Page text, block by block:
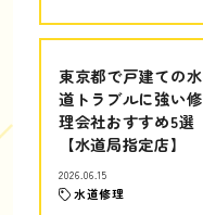
東京都で戸建ての水
道トラブルに強い修
理会社おすすめ5選
【水道局指定店】
2026.06.15
水道修理